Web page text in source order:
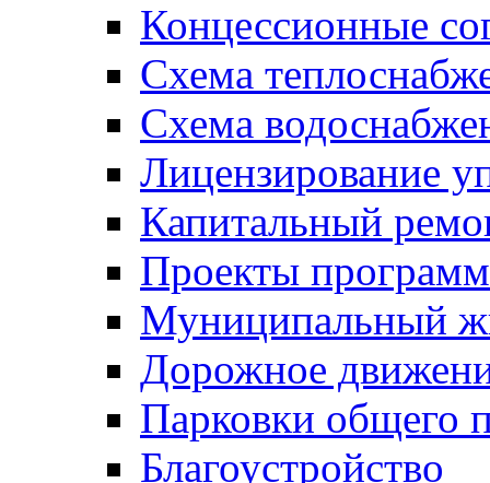
Концессионные
Схема
Схема
Лицензирование
Капитальный
Проекты программ
Муниципальный
Дорожное
Парковки общего
Благоустройство